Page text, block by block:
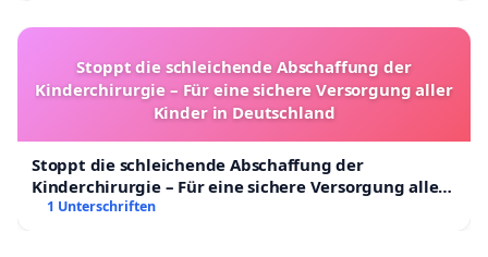
Stoppt die schleichende Abschaffung der
Kinderchirurgie – Für eine sichere Versorgung aller
Kinder in Deutschland
Stoppt die schleichende Abschaffung der
Kinderchirurgie – Für eine sichere Versorgung aller
Kinder in Deutschland
1 Unterschriften